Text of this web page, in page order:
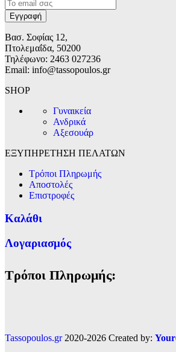
Βασ. Σοφίας 12,
Πτολεμαΐδα, 50200
Τηλέφωνο: 2463 027236
Email: info@tassopoulos.gr
SHOP
Γυναικεία
Ανδρικά
Αξεσουάρ
ΕΞΥΠΗΡΕΤΗΣΗ ΠΕΛΑΤΩΝ
Τρόποι Πληρωμής
Αποστολές
Επιστροφές
Καλάθι
Λογαριασμός
Τρόποι Πληρωμής:
Tassopoulos.gr2020-2026 Created by: